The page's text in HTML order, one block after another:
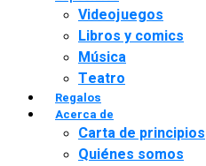
Videojuegos
Libros y comics
Música
Teatro
Regalos
Acerca de
Carta de principios
Quiénes somos